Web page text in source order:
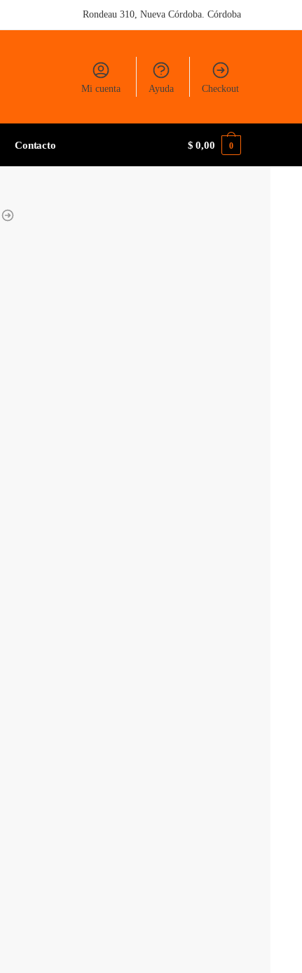
Rondeau 310, Nueva Córdoba. Córdoba
Mi cuenta Ayuda Checkout
Contacto $ 0,00 0